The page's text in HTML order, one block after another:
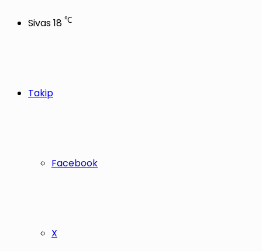
Sivas18 ℃
Takip
Facebook
X